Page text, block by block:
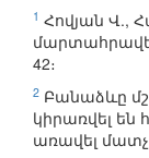
1 Հովյան Վ.,
42։
2 Բանաձևը
կիրառվել
առավել